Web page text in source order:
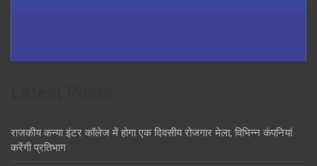
राजकीय कन्या इंटर कॉलेज में होगा एक दिवसीय रोजगार मेला, विभिन्न कंपनियां
करेंगी प्रतिभाग